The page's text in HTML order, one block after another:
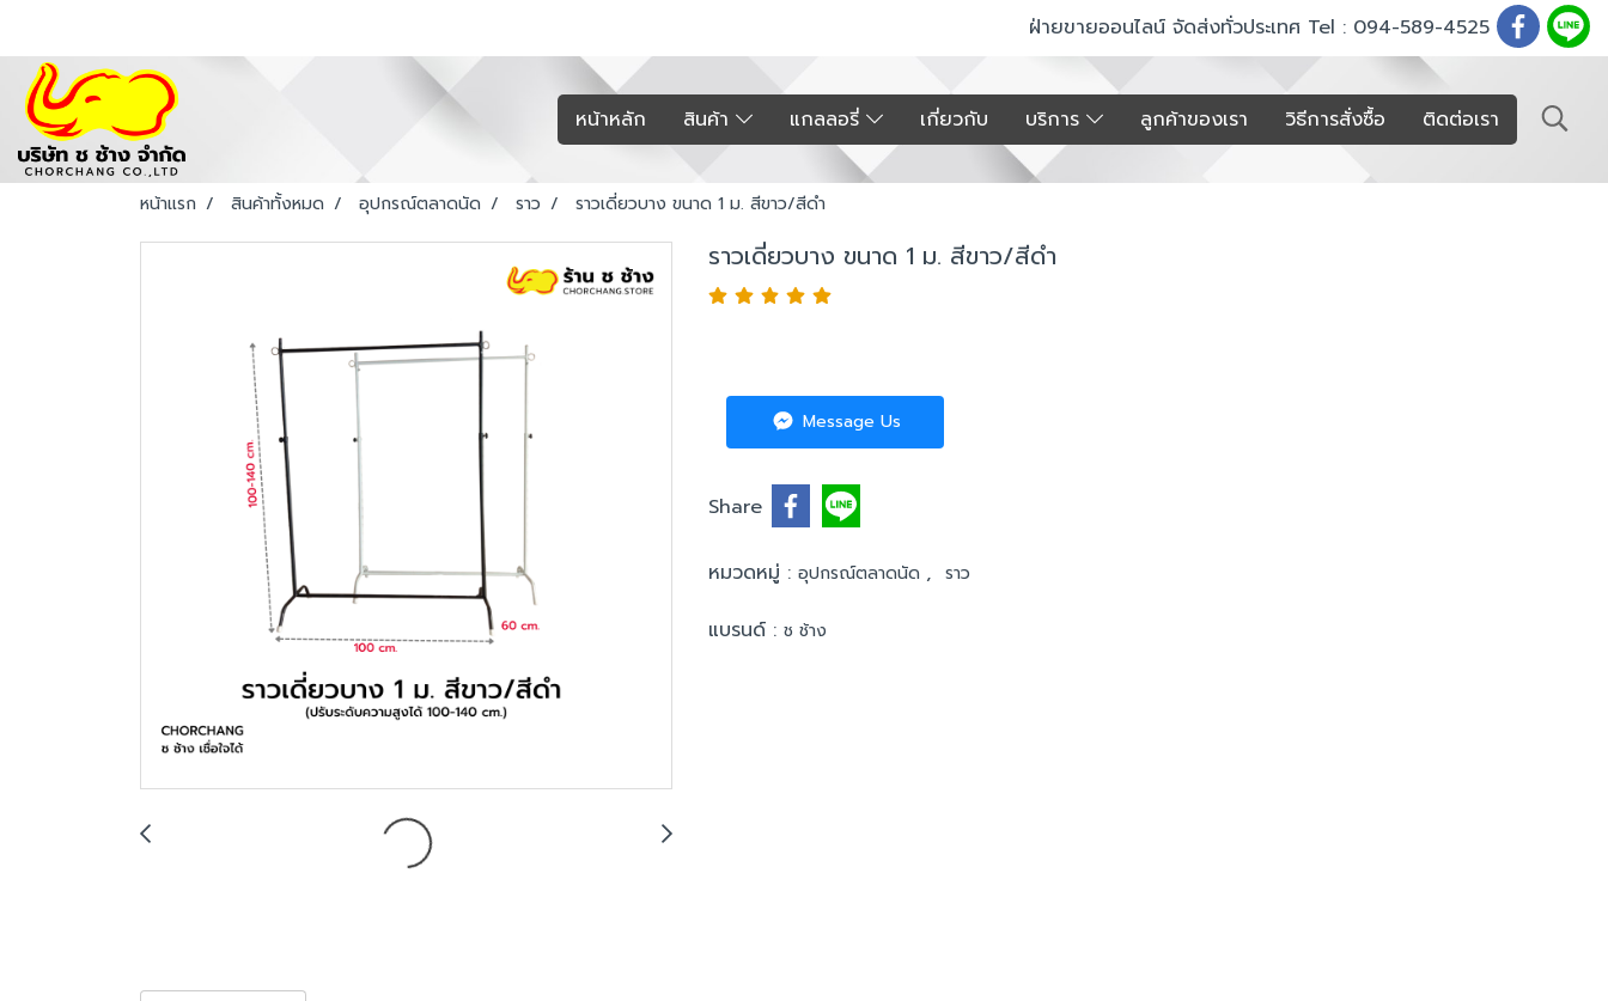
ฝ่ายขายออนไลน์ จัดส่งทั่วประเทศ Tel : 094-589-4525
หน้าหลัก สินค้า แกลลอรี่ เกี่ยวกับ บริการ ลูกค้าของเรา วิธีการสั่งซื้อ ติดต่อเรา
หน้าแรก สินค้าทั้งหมด อุปกรณ์ตลาดนัด ราว ราวเดี่ยวบาง ขนาด 1 ม. สีขาว/สีดำ
ราวเดี่ยวบาง ขนาด 1 ม. สีขาว/สีดำ
Message Us
Share
หมวดหมู่ : อุปกรณ์ตลาดนัด , ราว
แบรนด์ : ช ช้าง